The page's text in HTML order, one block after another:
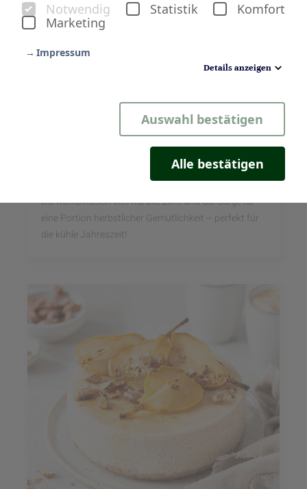
Notwendig Statistik
Komfort
Marketing
Impressum
Details anzeigen
Auswahl bestätigen
Alle bestätigen
Pumpkin Spice Cupcakes
Die Kombination von Kürbis, Zimt und Co. sorgt für
eine Portion herbstlicher Gemütlichkeit – perfekt für
die kühle Jahreszeit!